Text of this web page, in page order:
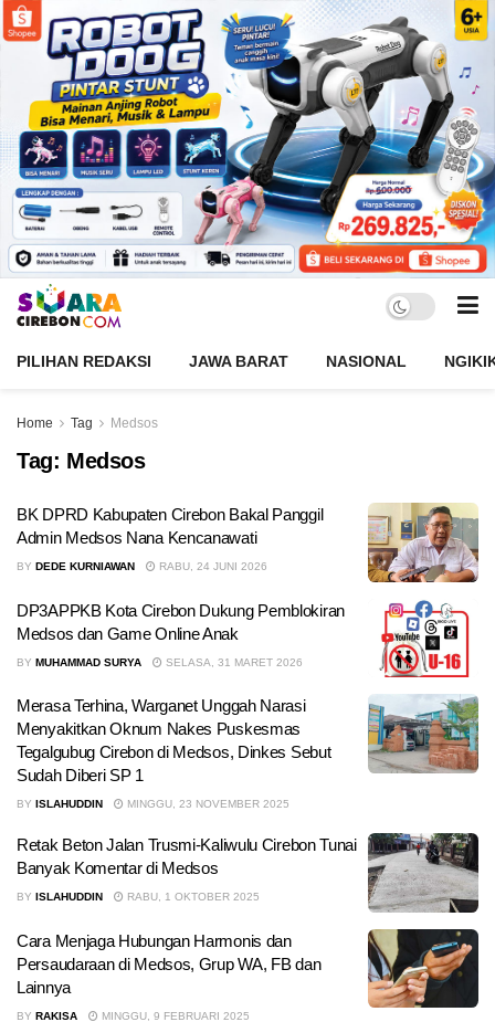
PILIHAN REDAKSI JAWA BARAT NASIONAL
Home Tag Medsos
Tag: Medsos
BK DPRD Kabupaten Cirebon Bakal Panggil
Admin Medsos Nana Kencanawati
BY DEDE KURNIAWAN RABU, 24 JUNI 2026
DP3APPKB Kota Cirebon Dukung Pemblokiran
Medsos dan Game Online Anak
BY MUHAMMAD SURYA SELASA, 31 MARET 2026
Merasa Terhina, Warganet Unggah Narasi
Menyakitkan Oknum Nakes Puskesmas
Tegalgubug Cirebon di Medsos, Dinkes Sebut
Sudah Diberi SP 1
BY ISLAHUDDIN MINGGU, 23 NOVEMBER 2025
Retak Beton Jalan Trusmi-Kaliwulu Cirebon Tunai
Banyak Komentar di Medsos
BY ISLAHUDDIN RABU, 1 OKTOBER 2025
Cara Menjaga Hubungan Harmonis dan
Persaudaraan di Medsos, Grup WA, FB dan
Lainnya
BY RAKISA MINGGU, 9 FEBRUARI 2025